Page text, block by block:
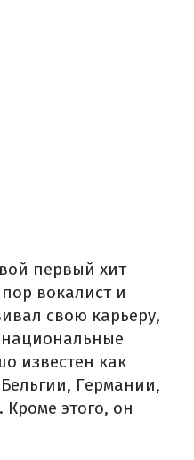
первый хит
вокалист и
свою карьеру,
известен как
Германии,
этого, он